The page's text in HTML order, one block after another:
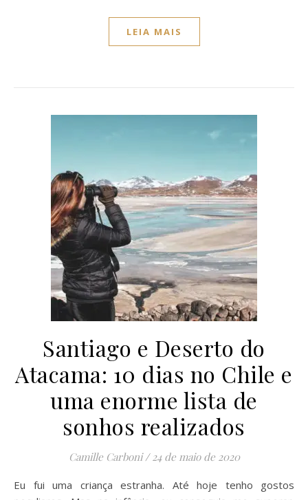
LEIA MAIS
Santiago e Deserto do
Atacama: 10 dias no Chile e
uma enorme lista de
sonhos realizados
Camille Carboni / 24 de maio de 2020
Eu fui uma criança estranha. Até hoje tenho gostos